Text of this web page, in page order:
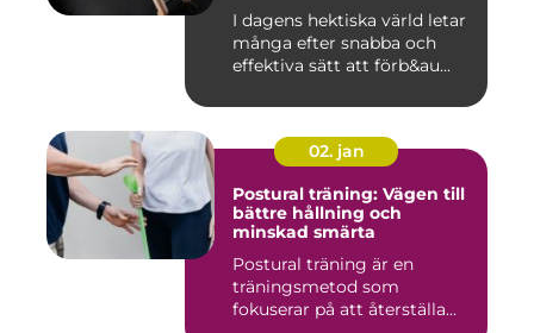
I dagens hektiska värld letar
många efter snabba och
effektiva sätt att förb&au...
02. jan
Postural träning: Vägen till
bättre hållning och
minskad smärta
Postural träning är en
träningsmetod som
fokuserar på att återställa...